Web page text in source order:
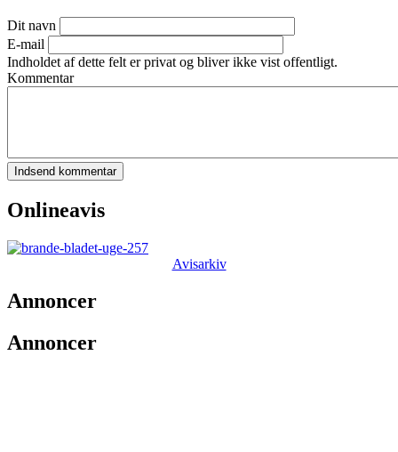
Dit navn
E-mail
Indholdet af dette felt er privat og bliver ikke vist offentligt.
Kommentar
Onlineavis
Avisarkiv
Annoncer
Annoncer